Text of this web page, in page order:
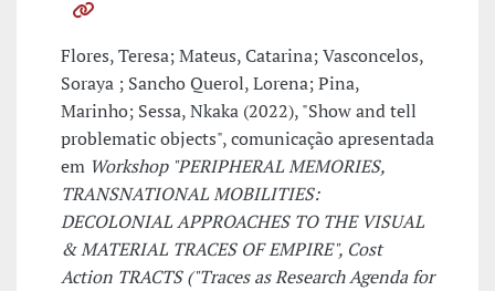
Flores, Teresa; Mateus, Catarina; Vasconcelos,
Soraya ; Sancho Querol, Lorena; Pina,
Marinho; Sessa, Nkaka (2022), "Show and tell
problematic objects", comunicação apresentada
em Workshop "PERIPHERAL MEMORIES,
TRANSNATIONAL MOBILITIES:
DECOLONIAL APPROACHES TO THE VISUAL
& MATERIAL TRACES OF EMPIRE", Cost
Action TRACTS ("Traces as Research Agenda for